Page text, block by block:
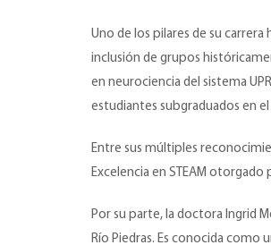
Uno de los pilares de su
inclusión de grupos
en neurociencia del sistema
estudiantes subgraduados en
Entre sus múltiples
Excelencia en STEAM otorgado
Por su parte, la doctora Ingrid
Río Piedras. Es conocida como